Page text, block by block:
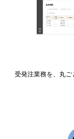
受発注業務を、丸